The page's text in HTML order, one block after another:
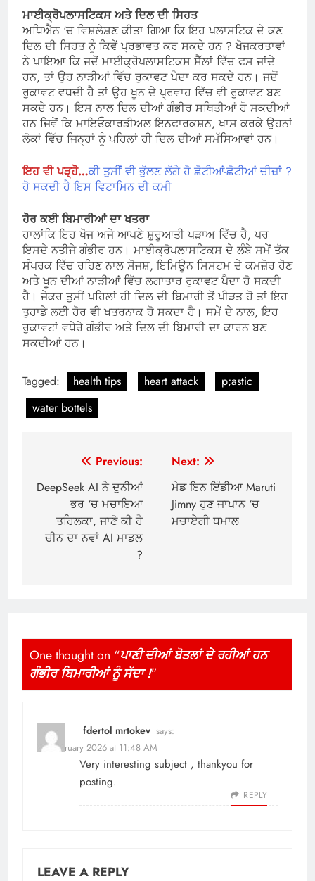
ਮਾਈਕ੍ਰੋਪਲਾਸਟਿਕਸ ਅਤੇ ਦਿਲ ਦੀ ਸਿਹਤ
ਅਧਿਐਨ ‘ਚ ਵਿਸ਼ਲੇਸ਼ਣ ਕੀਤਾ ਗਿਆ ਕਿ ਇਹ ਪਲਾਸਟਿਕ ਦੇ ਕਣ
ਦਿਲ ਦੀ ਸਿਹਤ ਨੂੰ ਕਿਵੇਂ ਪ੍ਰਭਾਵਤ ਕਰ ਸਕਦੇ ਹਨ ? ਖੋਜਕਰਤਾਵਾਂ
ਨੇ ਪਾਇਆ ਕਿ ਜਦੋਂ ਮਾਈਕ੍ਰੋਪਲਾਸਟਿਕਸ ਸੈੱਲਾਂ ਵਿੱਚ ਫਸ ਜਾਂਦੇ
ਹਨ, ਤਾਂ ਉਹ ਨਾੜੀਆਂ ਵਿੱਚ ਰੁਕਾਵਟ ਪੈਦਾ ਕਰ ਸਕਦੇ ਹਨ। ਜਦੋਂ
ਰੁਕਾਵਟ ਵਧਦੀ ਹੈ ਤਾਂ ਉਹ ਖੂਨ ਦੇ ਪ੍ਰਵਾਹ ਵਿੱਚ ਵੀ ਰੁਕਾਵਟ ਬਣ
ਸਕਦੇ ਹਨ। ਇਸ ਨਾਲ ਦਿਲ ਦੀਆਂ ਗੰਭੀਰ ਸਥਿਤੀਆਂ ਹੋ ਸਕਦੀਆਂ
ਹਨ ਜਿਵੇਂ ਕਿ ਮਾਇਓਕਾਰਡੀਅਲ ਇਨਫਾਰਕਸ਼ਨ, ਖਾਸ ਕਰਕੇ ਉਹਨਾਂ
ਲੋਕਾਂ ਵਿੱਚ ਜਿਨ੍ਹਾਂ ਨੂੰ ਪਹਿਲਾਂ ਹੀ ਦਿਲ ਦੀਆਂ ਸਮੱਸਿਆਵਾਂ ਹਨ।
ਇਹ ਵੀ ਪੜ੍ਹੋ…ਕੀ ਤੁਸੀਂ ਵੀ ਭੁੱਲਣ ਲੱਗੇ ਹੋ ਛੋਟੀਆਂ-ਛੋਟੀਆਂ ਚੀਜ਼ਾਂ ?
ਹੋ ਸਕਦੀ ਹੈ ਇਸ ਵਿਟਾਮਿਨ ਦੀ ਕਮੀ
ਹੋਰ ਕਈ ਬਿਮਾਰੀਆਂ ਦਾ ਖਤਰਾ
ਹਾਲਾਂਕਿ ਇਹ ਖੋਜ ਅਜੇ ਆਪਣੇ ਸ਼ੁਰੂਆਤੀ ਪੜਾਅ ਵਿੱਚ ਹੈ, ਪਰ
ਇਸਦੇ ਨਤੀਜੇ ਗੰਭੀਰ ਹਨ। ਮਾਈਕ੍ਰੋਪਲਾਸਟਿਕਸ ਦੇ ਲੰਬੇ ਸਮੇਂ ਤੱਕ
ਸੰਪਰਕ ਵਿੱਚ ਰਹਿਣ ਨਾਲ ਸੋਜਸ਼, ਇਮਿਊਨ ਸਿਸਟਮ ਦੇ ਕਮਜ਼ੋਰ ਹੋਣ
ਅਤੇ ਖੂਨ ਦੀਆਂ ਨਾੜੀਆਂ ਵਿੱਚ ਲਗਾਤਾਰ ਰੁਕਾਵਟ ਪੈਦਾ ਹੋ ਸਕਦੀ
ਹੈ। ਜੇਕਰ ਤੁਸੀਂ ਪਹਿਲਾਂ ਹੀ ਦਿਲ ਦੀ ਬਿਮਾਰੀ ਤੋਂ ਪੀੜਤ ਹੋ ਤਾਂ ਇਹ
ਤੁਹਾਡੇ ਲਈ ਹੋਰ ਵੀ ਖਤਰਨਾਕ ਹੋ ਸਕਦਾ ਹੈ। ਸਮੇਂ ਦੇ ਨਾਲ, ਇਹ
ਰੁਕਾਵਟਾਂ ਵਧੇਰੇ ਗੰਭੀਰ ਅਤੇ ਦਿਲ ਦੀ ਬਿਮਾਰੀ ਦਾ ਕਾਰਨ ਬਣ
ਸਕਦੀਆਂ ਹਨ।
Tagged: health tips heart attack
p;astic
water bottels
navigation
Previous:
DeepSeek AI ਨੇ ਦੁਨੀਆਂ
ਭਰ ‘ਚ ਮਚਾਇਆ
ਤਹਿਲਕਾ, ਜਾਣੋ ਕੀ ਹੈ
ਚੀਨ ਦਾ ਨਵਾਂ AI ਮਾਡਲ
?
Next:
ਮੇਡ ਇਨ ਇੰਡੀਆ Maruti
Jimny ਹੁਣ ਜਾਪਾਨ ‘ਚ
ਮਚਾਏਗੀ ਧਮਾਲ
One thought on “ਪਾਣੀ ਦੀਆਂ ਬੋਤਲਾਂ ਦੇ ਰਹੀਆਂ ਹਨ
ਗੰਭੀਰ ਬਿਮਾਰੀਆਂ ਨੂੰ ਸੱਦਾ !”
fdertol mrtokev says:
10 February 2026 at 11:48 AM
Very interesting subject , thankyou for
posting.
REPLY
LEAVE A REPLY